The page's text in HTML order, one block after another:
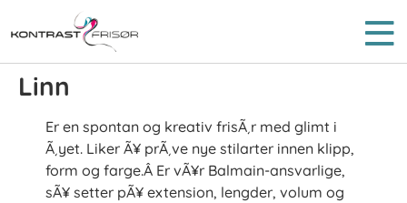
Linn
Er en spontan og kreativ frisÃ¸r med glimt i
Ã¸yet. Liker Ã¥ prÃ¸ve nye stilarter innen klipp,
form og farge.Â Er vÃ¥r Balmain-ansvarlige,
sÃ¥ setter pÃ¥ extension, lengder, volum og